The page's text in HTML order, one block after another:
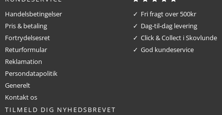
Handelsbetingelser
Pris & betaling
Fortrydelsesret
Returformular
Reklamation
Persondatapolitik
Generelt
Kontakt os
Fri fragt over 500kr
Dag-til-dag levering
Click & Collect i Skovlunde
God kundeservice
TILMELD DIG NYHEDSBREVET